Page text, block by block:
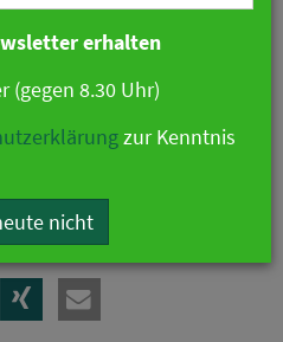
Riesling-Cremesuppe.
erhalten
(gegen 8.30 Uhr)
zur Kenntnis
nicht